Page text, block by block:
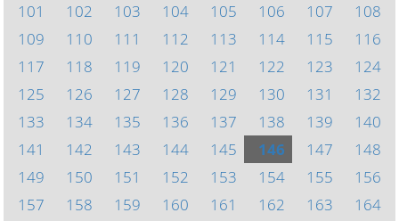
101
102 103 104 105 106 107
108
109
110 111 112 113 114 115
116
117
118 119 120 121 122 123
124
125
126 127 128 129 130 131
132
133
134 135 136 137 138 139
140
141
142 143 144 145 146 147
148
149
150 151 152 153 154 155
156
157
158 159 160 161 162 163
164